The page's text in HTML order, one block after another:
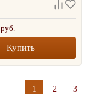
руб.
Купить
1 2 3